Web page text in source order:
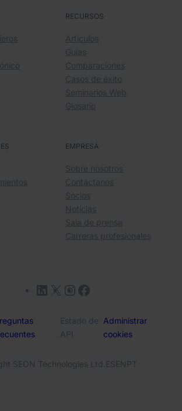
RECURSOS
Artículos
Guías
Comparaciones
Casos de éxito
Seminarios Web
Glosario
EMPRESA
Sobre nosotros
Contáctanos
Socios
Notícias
Sala de prensa
Carreras profesionales
Estado de
API
Administrar
cookies
SEON Technologies Ltd. ES EN PT